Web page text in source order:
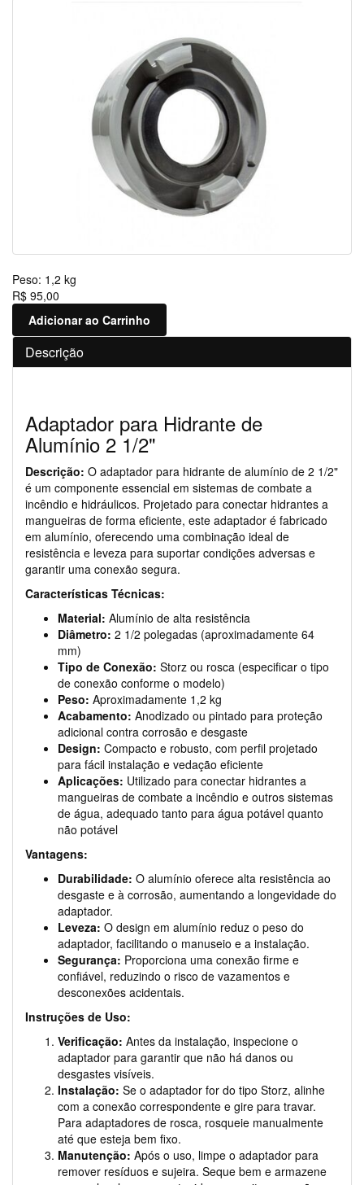
Peso: 1,2 kg
R$ 95,00
Adicionar ao Carrinho
Descrição
Adaptador para Hidrante de
Alumínio 2 1/2"
Descrição: O adaptador para hidrante de alumínio de 2 1/2"
é um componente essencial em sistemas de combate a
incêndio e hidráulicos. Projetado para conectar hidrantes a
mangueiras de forma eficiente, este adaptador é fabricado
em alumínio, oferecendo uma combinação ideal de
resistência e leveza para suportar condições adversas e
garantir uma conexão segura.
Características Técnicas:
Material: Alumínio de alta resistência
Diâmetro: 2 1/2 polegadas (aproximadamente 64
mm)
Tipo de Conexão: Storz ou rosca (especificar o tipo
de conexão conforme o modelo)
Peso: Aproximadamente 1,2 kg
Acabamento: Anodizado ou pintado para proteção
adicional contra corrosão e desgaste
Design: Compacto e robusto, com perfil projetado
para fácil instalação e vedação eficiente
Aplicações: Utilizado para conectar hidrantes a
mangueiras de combate a incêndio e outros sistemas
de água, adequado tanto para água potável quanto
não potável
Vantagens:
Durabilidade: O alumínio oferece alta resistência ao
desgaste e à corrosão, aumentando a longevidade do
adaptador.
Leveza: O design em alumínio reduz o peso do
adaptador, facilitando o manuseio e a instalação.
Segurança: Proporciona uma conexão firme e
confiável, reduzindo o risco de vazamentos e
desconexões acidentais.
Instruções de Uso:
Verificação: Antes da instalação, inspecione o
adaptador para garantir que não há danos ou
desgastes visíveis.
Instalação: Se o adaptador for do tipo Storz, alinhe
com a conexão correspondente e gire para travar.
Para adaptadores de rosca, rosqueie manualmente
até que esteja bem fixo.
Manutenção: Após o uso, limpe o adaptador para
remover resíduos e sujeira. Seque bem e armazene